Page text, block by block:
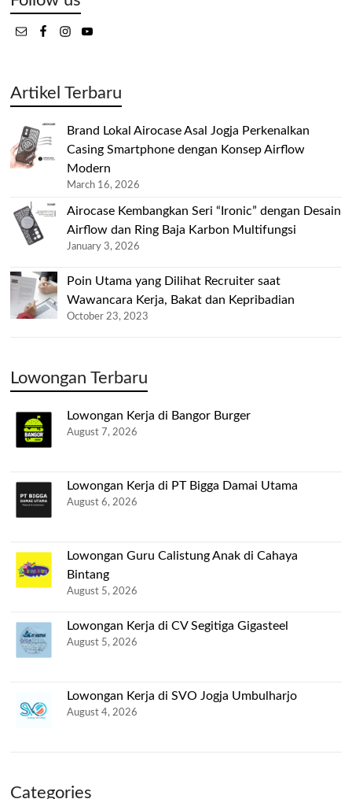
Artikel Terbaru
Brand Lokal Airocase Asal Jogja Perkenalkan
Casing Smartphone dengan Konsep Airflow
Modern
March 16, 2026
Airocase Kembangkan Seri “Ironic” dengan Desain
Airflow dan Ring Baja Karbon Multifungsi
January 3, 2026
Poin Utama yang Dilihat Recruiter saat
Wawancara Kerja, Bakat dan Kepribadian
October 23, 2023
Lowongan Terbaru
Lowongan Kerja di Bangor Burger
August 7, 2026
Lowongan Kerja di PT Bigga Damai Utama
August 6, 2026
Lowongan Guru Calistung Anak di Cahaya
Bintang
August 5, 2026
Lowongan Kerja di CV Segitiga Gigasteel
August 5, 2026
Lowongan Kerja di SVO Jogja Umbulharjo
August 4, 2026
Categories